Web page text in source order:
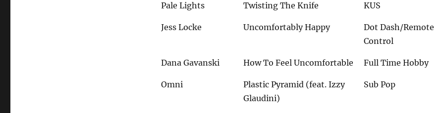
Pale Lights Twisting The Knife KUS
Jess Locke Uncomfortably Happy
Dot Dash/Remote
Control
Dana Gavanski How To Feel Uncomfortable Full Time Hobby
Omni
Plastic Pyramid (feat. Izzy
Glaudini)
Sub Pop